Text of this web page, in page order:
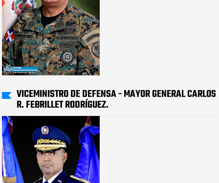
VICEMINISTRO DE DEFENSA - MAYOR GENERAL CARLOS
R. FEBRILLET RODRÍGUEZ.